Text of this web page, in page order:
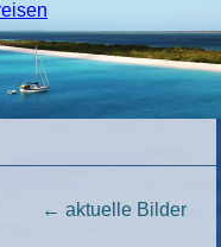
← aktuelle Bilder